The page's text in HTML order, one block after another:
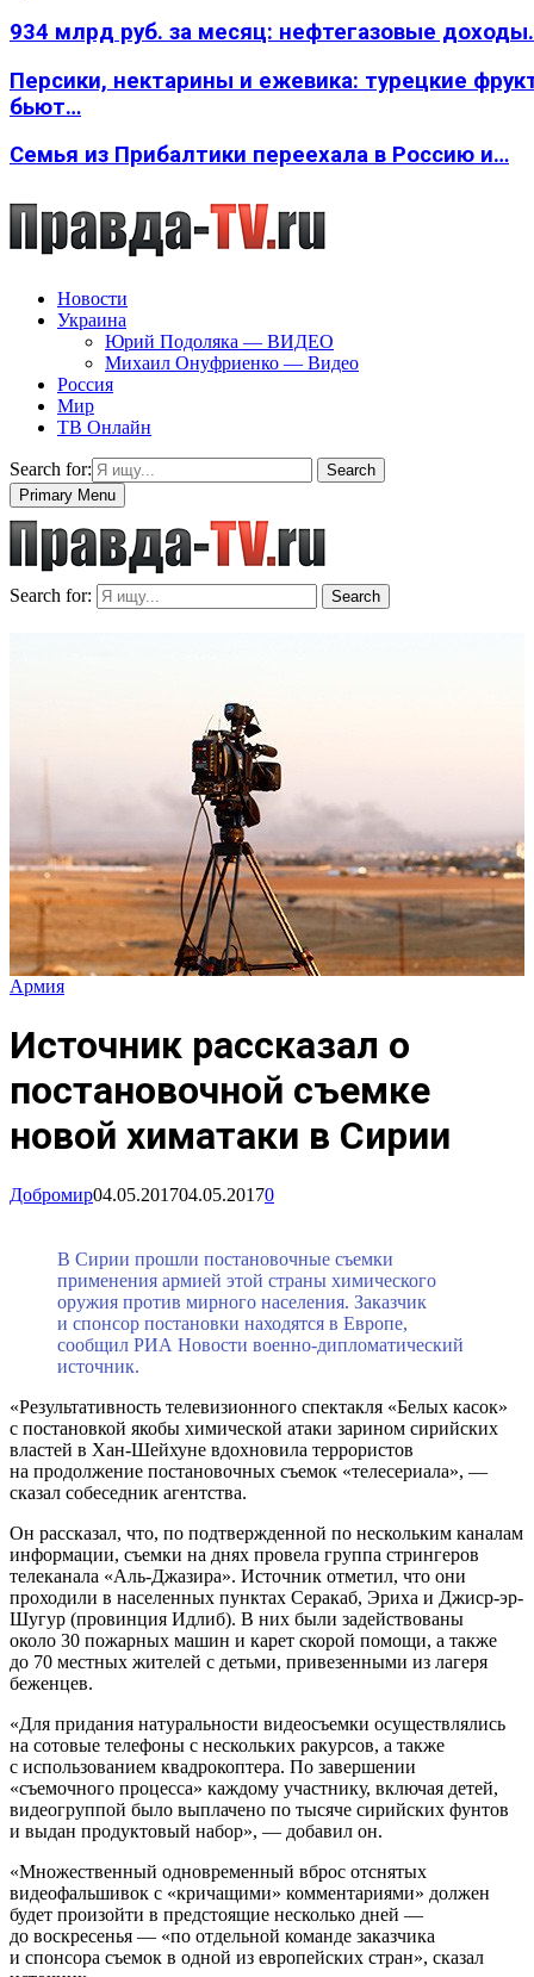
934 млрд руб. за месяц: нефтегазовые
Персики, нектарины и ежевика: турецкие
бьют…
Семья из Прибалтики переехала в Россию и…
Новости
Украина
Юрий Подоляка — ВИДЕО
Михаил Онуфриенко — Видео
Россия
Мир
ТВ Онлайн
Search for:
Search
Primary Menu
Search for: Search
Армия
Источник рассказал о
постановочной съемке
новой химатаки в Сирии
Добромир04.05.201704.05.20170
В Сирии прошли постановочные съемки
применения армией этой страны химического
оружия против мирного населения. Заказчик
и спонсор постановки находятся в Европе,
сообщил РИА Новости военно-дипломатический
источник.
«Результативность телевизионного спектакля «Белых касок»
с постановкой якобы химической атаки зарином сирийских
властей в Хан-Шейхуне вдохновила террористов
на продолжение постановочных съемок «телесериала», —
сказал собеседник агентства.
Он рассказал, что, по подтвержденной по нескольким каналам
информации, съемки на днях провела группа стрингеров
телеканала «Аль-Джазира». Источник отметил, что они
проходили в населенных пунктах Серакаб, Эриха и Джиср-эр-
Шугур (провинция Идлиб). В них были задействованы
около 30 пожарных машин и карет скорой помощи, а также
до 70 местных жителей с детьми, привезенными из лагеря
беженцев.
«Для придания натуральности видеосъемки осуществлялись
на сотовые телефоны с нескольких ракурсов, а также
с использованием квадрокоптера. По завершении
«съемочного процесса» каждому участнику, включая детей,
видеогруппой было выплачено по тысяче сирийских фунтов
и выдан продуктовый набор», — добавил он.
«Множественный одновременный вброс отснятых
видеофальшивок с «кричащими» комментариями» должен
будет произойти в предстоящие несколько дней —
до воскресенья — «по отдельной команде заказчика
и спонсора съемок в одной из европейских стран», сказал